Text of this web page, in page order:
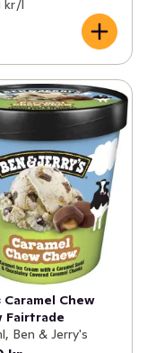
glassbar i en
Det var
som
& Jerry gjort
och utvidgat
nya smaker med
kr /l
Caramel Chew
Fairtrade
Ben & Jerry's